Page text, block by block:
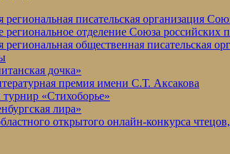
региональная писательская организация
региональное отделение Союза российских
региональная общественная писательская
дочка»
премия имени С.Т. Аксакова
«Стихоборье»
лира»
открытого онлайн-конкурса